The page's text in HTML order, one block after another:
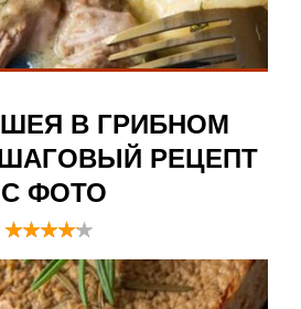
В ГРИБНОМ
РЕЦЕПТ
С ФОТО